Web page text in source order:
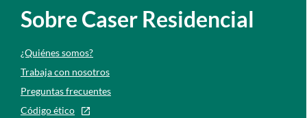
Sobre Caser Residencial
¿Quiénes somos?
Trabaja con nosotros
Preguntas frecuentes
Código ético